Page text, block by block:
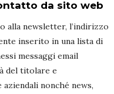
da sito web
alla newsletter, l’indirizzo
inserito in una lista di
messaggi email
del titolare e
nonché news,